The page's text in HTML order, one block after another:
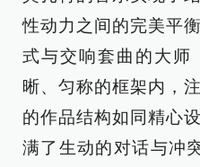
性动力之间的完美平
式与交响套曲的大师
晰、匀称的框架内，
的作品结构如同精心
满了生动的对话与冲